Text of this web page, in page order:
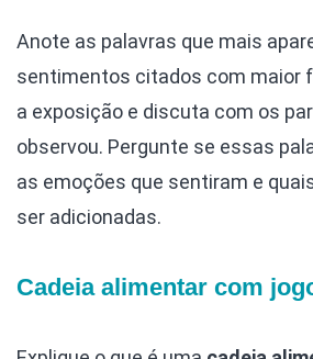
Anote as palavras que mais
sentimentos citados com maior
a exposição e discuta com os
observou. Pergunte se essas
as emoções que sentiram e
ser adicionadas.
Cadeia alimentar com